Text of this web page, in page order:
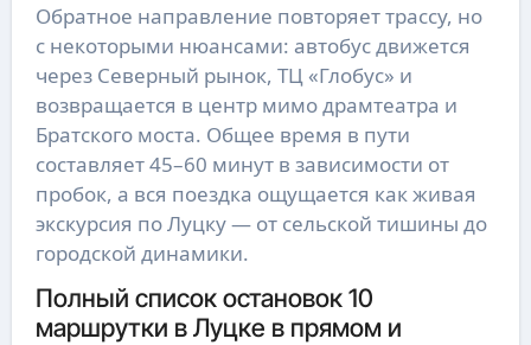
Обратное направление повторяет трассу, но
с некоторыми нюансами: автобус движется
через Северный рынок, ТЦ «Глобус» и
возвращается в центр мимо драмтеатра и
Братского моста. Общее время в пути
составляет 45–60 минут в зависимости от
пробок, а вся поездка ощущается как живая
экскурсия по Луцку — от сельской тишины до
городской динамики.
Полный список остановок 10
маршрутки в Луцке в прямом и